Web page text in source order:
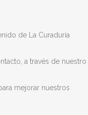
de La Curaduría
a través de nuestro
mejorar nuestros